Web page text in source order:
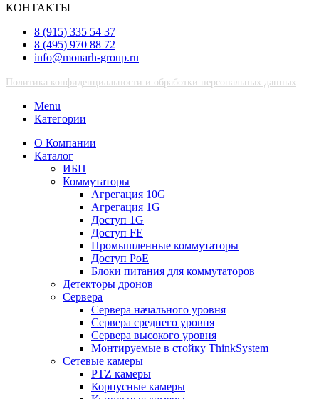
КОНТАКТЫ
8 (915) 335 54 37
8 (495) 970 88 72
info@monarh-group.ru
Политика конфиденциальности и обработки персональных данных
Menu
Категории
О Компании
Каталог
ИБП
Коммутаторы
Агрегация 10G
Агрегация 1G
Доступ 1G
Доступ FE
Промышленные коммутаторы
Доступ PoE
Блоки питания для коммутаторов
Детекторы дронов
Сервера
Сервера начального уровня
Сервера среднего уровня
Сервера высокого уровня
Монтируемые в стойку ThinkSystem
Сетевые камеры
PTZ камеры
Корпусные камеры